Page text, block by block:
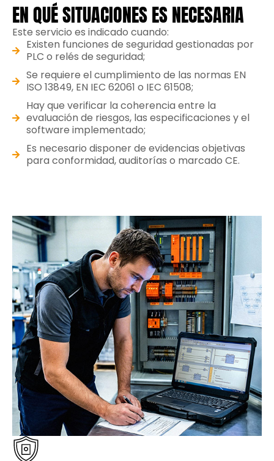
EN QUÉ SITUACIONES ES NECESARIA
Este servicio es indicado cuando:
Existen funciones de seguridad gestionadas por
PLC o relés de seguridad;
Se requiere el cumplimiento de las normas EN
ISO 13849, EN IEC 62061 o IEC 61508;
Hay que verificar la coherencia entre la
evaluación de riesgos, las especificaciones y el
software implementado;
Es necesario disponer de evidencias objetivas
para conformidad, auditorías o marcado CE.